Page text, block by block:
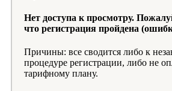
Нет доступа к просмотру.
что регистрация пройдена
Причины: все сводится либо к
процедуре регистрации, либо не
тарифному плану.